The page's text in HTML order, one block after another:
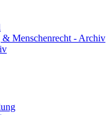
& Menschenrecht - Archiv